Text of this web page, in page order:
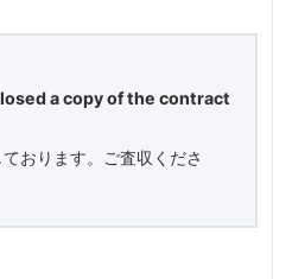
a copy of the contract
おります。ご査収くださ